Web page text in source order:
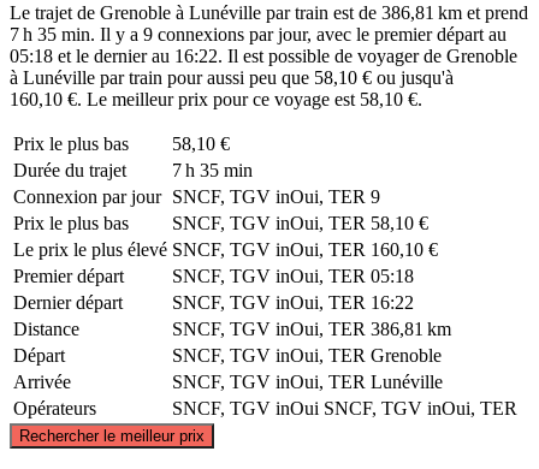
Le trajet de Grenoble à Lunéville par train est de 386,81 km et prend
7 h 35 min. Il y a 9 connexions par jour, avec le premier départ au
05:18 et le dernier au 16:22. Il est possible de voyager de Grenoble
à Lunéville par train pour aussi peu que 58,10 € ou jusqu'à
160,10 €. Le meilleur prix pour ce voyage est 58,10 €.
Prix ​​le plus bas
58,10 €
Durée du trajet
7 h 35 min
Connexion par jour SNCF, TGV inOui, TER 9
Prix ​​le plus bas
SNCF, TGV inOui, TER 58,10 €
Le prix le plus élevé SNCF, TGV inOui, TER 160,10 €
Premier départ
SNCF, TGV inOui, TER 05:18
Dernier départ
SNCF, TGV inOui, TER 16:22
Distance
SNCF, TGV inOui, TER 386,81 km
Départ
SNCF, TGV inOui, TER Grenoble
Arrivée
SNCF, TGV inOui, TER Lunéville
Opérateurs
SNCF, TGV inOui SNCF, TGV inOui, TER
Rechercher le meilleur prix
©CARTO, © OpenStreetMap contributors